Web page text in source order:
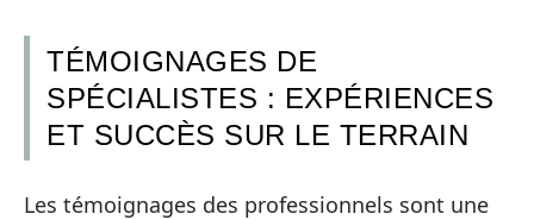
TÉMOIGNAGES DE
SPÉCIALISTES : EXPÉRIENCES
ET SUCCÈS SUR LE TERRAIN
Les témoignages des professionnels sont une